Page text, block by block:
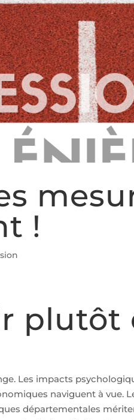
!
plutôt
Les impacts
naviguent à vue.
départementales